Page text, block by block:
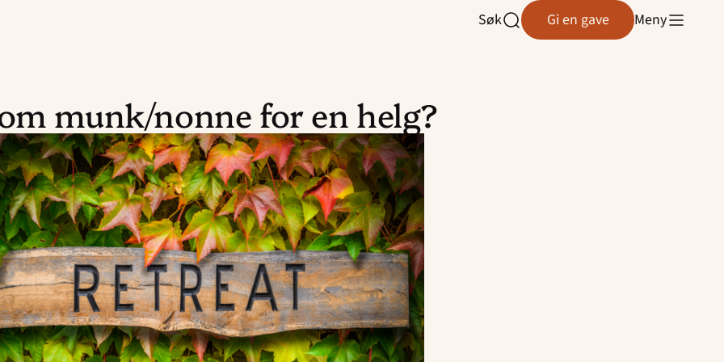
Åpne
Søk Gi en gave Meny
munk/nonne for en helg?